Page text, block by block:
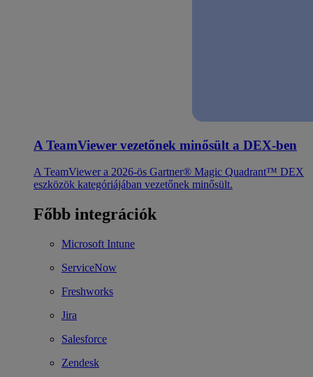
A TeamViewer vezetőnek minősült a DEX-ben
A TeamViewer a 2026-ös Gartner® Magic Quadrant™ DEX
eszközök kategóriájában vezetőnek minősült.
Főbb integrációk
Microsoft Intune
ServiceNow
Freshworks
Jira
Salesforce
Zendesk